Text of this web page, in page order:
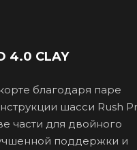
4.0 CLAY
благодаря паре
шасси Rush
части для двойного
поддержки и